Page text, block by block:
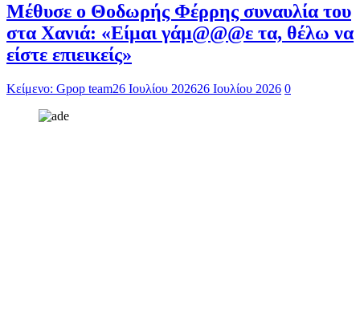
Μέθυσε ο Θοδωρής Φέρρης συναυλία του
στα Χανιά: «Είμαι γάμ@@@ε τα, θέλω να
είστε επιεικείς»
Κείμενο: Gpop team26 Ιουλίου 202626 Ιουλίου 2026 0